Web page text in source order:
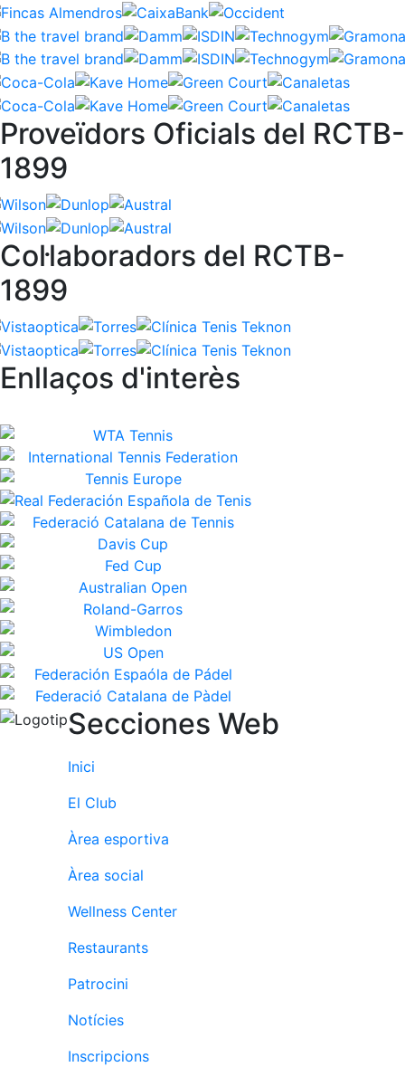
Proveïdors Oficials del RCTB-
1899
Col·laboradors del RCTB-
1899
Enllaços d'interès
Secciones Web
Inici
El Club
Àrea esportiva
Àrea social
Wellness Center
Restaurants
Patrocini
Notícies
Inscripcions